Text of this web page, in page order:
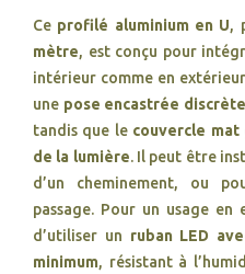
Ce profilé aluminium en U,
mètre, est conçu pour
intérieur comme en
une pose encastrée discrète
tandis que le couvercle mat
de la lumière. Il peut être
d’un cheminement, ou
passage. Pour un usage
d’utiliser un ruban LED
minimum, résistant à